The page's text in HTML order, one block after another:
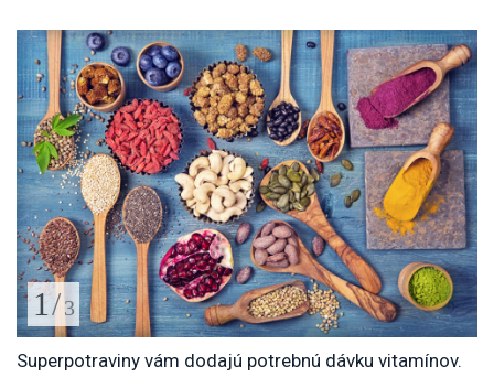
1/3
Superpotraviny vám dodajú potrebnú dávku vitamínov.